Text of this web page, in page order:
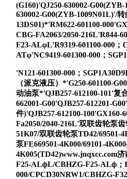
(G160)'QJ250-630002-G00(ZYB-
630002-G00(ZYB-1009N01L)'/
13DS01)*'RM622-601100-
CBG-FA2063/2050-216L'R844-
F23-ALφL'R9319-601100-000；
ATφ'NC9419-601300-000；
'N121-601300-000；
（派克液压）*'G250-601100-
动油泵*'QJB257-612100-101'复
662001-G00'QJB257-612201-
件)'QJB257-612100-100'GX160-
Fa2050/2040-216L'双联齿轮泵齿
51K07/双联齿轮泵TD42/69501-
泵FE669501-4K000/69101-
4K005(TD42)www.jnqxcc.com
F25-ALфL/CBHZG-F25-ALф；
000/CPCD30NRW1/CBHZG-